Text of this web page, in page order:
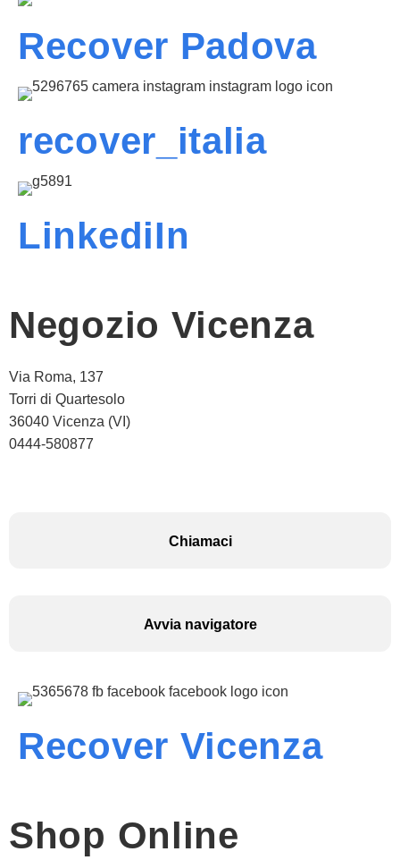
Recover Padova
recover_italia
LinkediIn
Negozio Vicenza
Via Roma, 137
Torri di Quartesolo
36040 Vicenza (VI)
0444-580877
Chiamaci
Avvia navigatore
Recover Vicenza
Shop Online